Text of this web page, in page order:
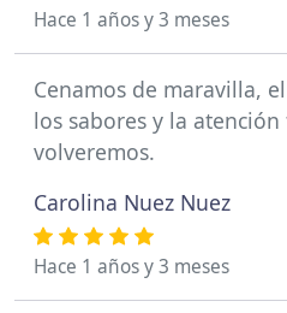
Hace 1 años y 3 meses
Cenamos de maravilla,
los sabores y la
volveremos.
Carolina Nuez Nuez
Hace 1 años y 3 meses